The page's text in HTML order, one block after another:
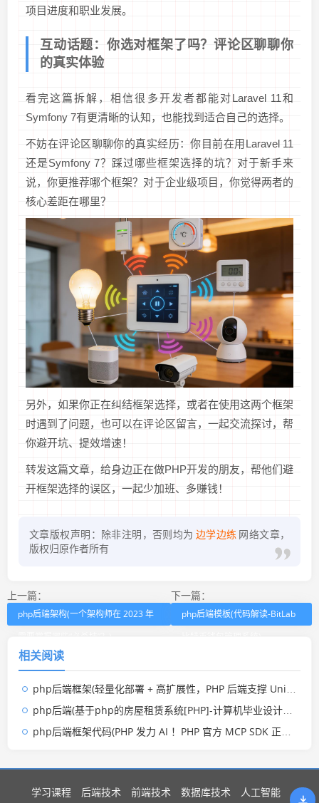
项目进度和职业发展。
互动话题：你选对框架了吗？评论区聊聊你
的真实体验
看完这篇拆解，相信很多开发者都能对Laravel 11和
Symfony 7有更清晰的认知，也能找到适合自己的选择。
不妨在评论区聊聊你的真实经历：你目前在用Laravel 11
还是Symfony 7？踩过哪些框架选择的坑？对于新手来
说，你更推荐哪个框架？对于企业级项目，你觉得两者的
核心差距在哪里？
另外，如果你正在纠结框架选择，或者在使用这两个框架
时遇到了问题，也可以在评论区留言，一起交流探讨，帮
你避开坑、提效增速！
转发这篇文章，给身边正在做PHP开发的朋友，帮他们避
开框架选择的误区，一起少加班、多赚钱！
文章版权声明：除非注明，否则均为 边学边练 网络文章，
版权归原作者所有
上一篇：
php后端架构(一个架构师在 2023 年
下一篇：
php后端模板(代码解读-BitLab
相关阅读
php后端框架(轻量化部署 + 高扩展性，PHP 后端支撑 UniApp 陪玩小程序商业化落地)
php后端(基于php的房屋租赁系统[PHP]-计算机毕业设计源码+LW文档)
php后端框架代码(PHP 发力 AI ！PHP 官方 MCP SDK 正式发布)
学习课程 后端技术 前端技术 数据库技术
人工智能